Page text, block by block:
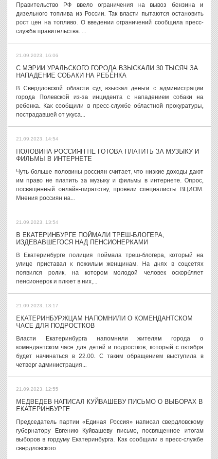
Правительство РФ ввело ограничения на вывоз бензина и
дизельного топлива из России. Так власти пытаются остановить
рост цен на топливо. О введении ограничений сообщила пресс-
служба правительства. ...
21.09.2023, 16:06
С МЭРИИ УРАЛЬСКОГО ГОРОДА ВЗЫСКАЛИ 30 ТЫСЯЧ ЗА
НАПАДЕНИЕ СОБАКИ НА РЕБЕНКА
В Свердловской области суд взыскал деньги с администрации
города Полевской из-за инцидента с нападением собаки на
ребенка. Как сообщили в пресс-службе областной прокуратуры,
пострадавшей от укуса...
21.09.2023, 14:54
ПОЛОВИНА РОССИЯН НЕ ГОТОВА ПЛАТИТЬ ЗА МУЗЫКУ И
ФИЛЬМЫ В ИНТЕРНЕТЕ
Чуть больше половины россиян считает, что низкие доходы дают
им право не платить за музыку и фильмы в интернете. Опрос,
посвященный онлайн-пиратству, провели специалисты ВЦИОМ.
Мнения россиян на...
21.09.2023, 13:54
В ЕКАТЕРИНБУРГЕ ПОЙМАЛИ ТРЕШ-БЛОГЕРА,
ИЗДЕВАВШЕГОСЯ НАД ПЕНСИОНЕРКАМИ
В Екатеринбурге полиция поймала треш-блогера, который на
улице приставал к пожилым женщинам. На днях в соцсетях
появился ролик, на котором молодой человек оскорбляет
пенсионерок и плюет в них,...
21.09.2023, 13:17
ЕКАТЕРИНБУРЖЦАМ НАПОМНИЛИ О КОМЕНДАНТСКОМ
ЧАСЕ ДЛЯ ПОДРОСТКОВ
Власти Екатеринбурга напомнили жителям города о
комендантском часе для детей и подростков, который с октября
будет начинаться в 22.00. С таким обращением выступила в
четверг администрация...
21.09.2023, 12:55
МЕДВЕДЕВ НАПИСАЛ КУЙВАШЕВУ ПИСЬМО О ВЫБОРАХ В
ЕКАТЕРИНБУРГЕ
Председатель партии «Единая Россия» написал свердловскому
губернатору Евгению Куйвашеву письмо, посвященное итогам
выборов в гордуму Екатеринбурга. Как сообщили в пресс-службе
свердловского...